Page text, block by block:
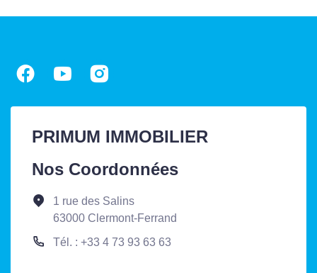
PRIMUM IMMOBILIER
Nos Coordonnées
1 rue des Salins
63000 Clermont-Ferrand
Tél. : +33 4 73 93 63 63